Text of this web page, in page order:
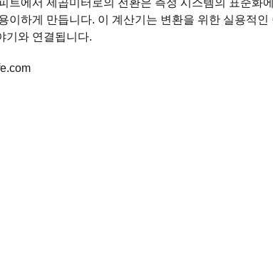
이하게 만듭니다. 이 계산기는 변환을 위한 실용적
기와 연결됩니다.